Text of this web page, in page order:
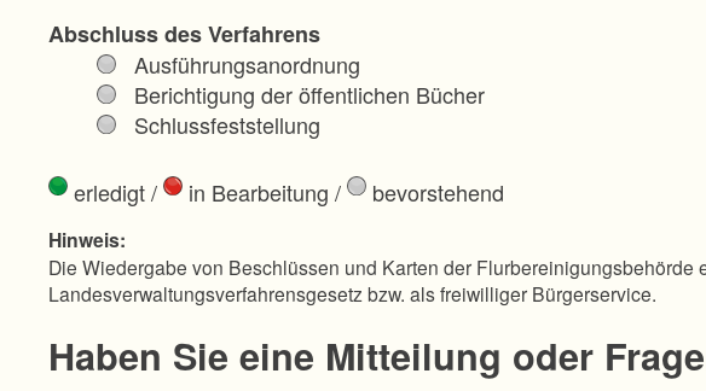
Abschluss des Verfahrens
Ausführungsanordnung
Berichtigung der öffentlichen Bücher
Schlussfeststellung
erledigt/ in Bearbeitung / bevorstehend
Hinweis:
Die Wiedergabe von Beschlüssen und Karten der
Landesverwaltungsverfahrensgesetz bzw. als freiwilliger Bürgerservice.
Haben Sie eine Mitteilung oder